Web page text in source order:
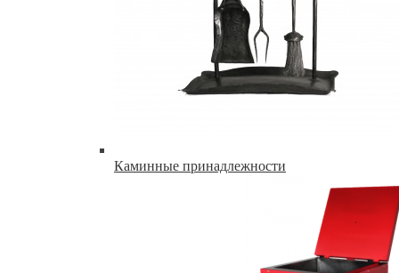
Каминные принадлежности